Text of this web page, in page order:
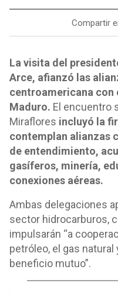
Compartir
La visita del
Arce, afianzó las
centroamericana con
Maduro. El encuentro
Miraflores incluyó la
contemplan alianzas
de entendimiento,
gasíferos, minería,
conexiones aéreas.
Ambas delegaciones
sector hidrocarburos,
impulsarán “a
petróleo, el gas
beneficio mutuo”.